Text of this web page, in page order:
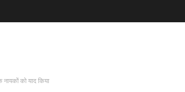
को याद किया